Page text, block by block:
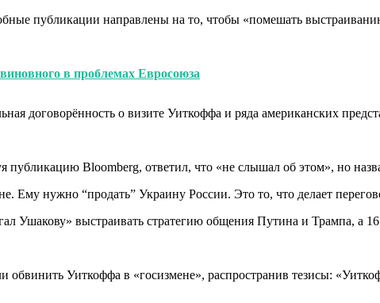
публикации направлены на то, чтобы «помешать
в проблемах Евросоюза
договорённость о визите Уиткоффа и ряда американских
публикацию Bloomberg, ответил, что «не слышал об этом», но
Ему нужно “продать” Украину России. Это то, что делает
Ушакову» выстраивать стратегию общения Путина и Трампа, а
обвинить Уиткоффа в «госизмене», распространив тезисы: